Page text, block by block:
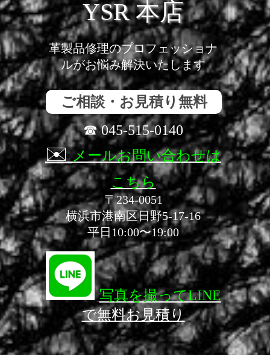
YSR 本店
革製品修理のプロフェッショナ
ルがお悩み解決いたします
ご相談・お見積り無料
☎ 045-515-0140
✉️メールお問い合わせは
こちら
〒234-0051
横浜市港南区日野5-17-16
平日10:00〜19:00
写真を撮ってLINE
で無料お見積り